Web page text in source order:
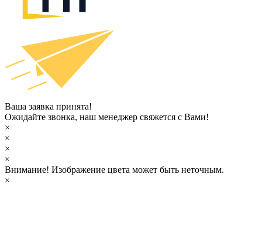
Ваша заявка принята!
Ожидайте звонка, наш менеджер свяжется с Вами!
×
×
×
×
Внимание! Изображение цвета может быть неточным.
×